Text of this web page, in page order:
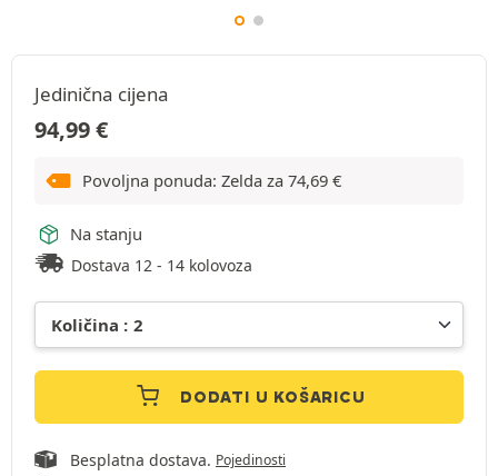
Jedinična cijena
94,99€
Povoljna ponuda: Zelda za 74,69 €
Na stanju
Dostava 12 - 14 kolovoza
DODATI U KOŠARICU
Besplatna dostava. Pojedinosti